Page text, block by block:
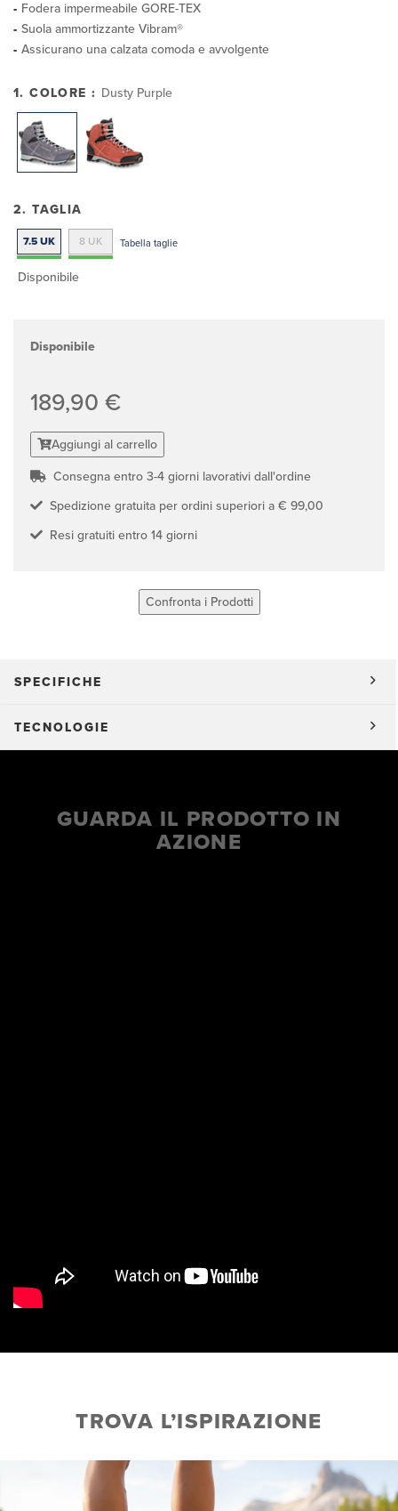
Fodera impermeabile GORE-TEX
Suola ammortizzante Vibram®
Assicurano una calzata comoda e avvolgente
1. COLORE : Dusty Purple
2. TAGLIA
7.5 UK 8 UK Tabella taglie
Disponibile
Disponibile
189,90 €
Aggiungi al carrello
Consegna entro 3-4 giorni lavorativi dall'ordine
Spedizione gratuita per ordini superiori a € 99,00
Resi gratuiti entro 14 giorni
Confronta i Prodotti
SPECIFICHE
TECNOLOGIE
GUARDA IL PRODOTTO IN
AZIONE
TROVA L’ISPIRAZIONE